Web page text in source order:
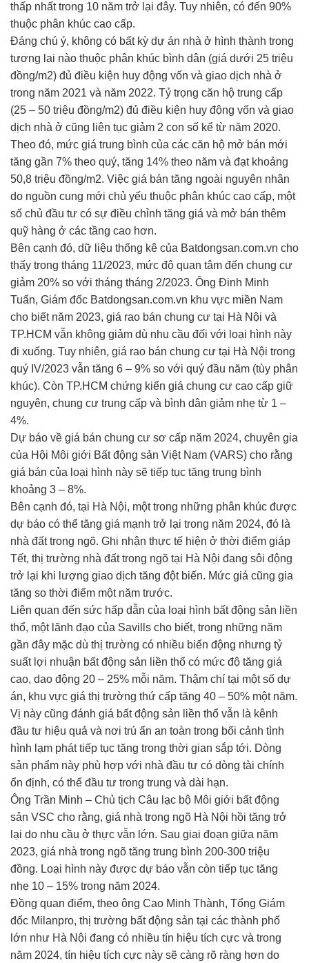
thấp nhất trong 10 năm trở lại đây. Tuy nhiên, có đến 90%
thuộc phân khúc cao cấp.
Đáng chú ý, không có bất kỳ dự án nhà ở hình thành trong
tương lai nào thuộc phân khúc bình dân (giá dưới 25 triệu
đồng/m2) đủ điều kiện huy động vốn và giao dịch nhà ở
trong năm 2021 và năm 2022. Tỷ trọng căn hộ trung cấp
(25 – 50 triệu đồng/m2) đủ điều kiện huy động vốn và giao
dịch nhà ở cũng liên tục giảm 2 con số kể từ năm 2020.
Theo đó, mức giá trung bình của các căn hộ mở bán mới
tăng gần 7% theo quý, tăng 14% theo năm và đạt khoảng
50,8 triệu đồng/m2. Việc giá bán tăng ngoài nguyên nhân
do nguồn cung mới chủ yếu thuộc phân khúc cao cấp, một
số chủ đầu tư có sự điều chỉnh tăng giá và mở bán thêm
quỹ hàng ở các tầng cao hơn.
Bên cạnh đó, dữ liệu thống kê của Batdongsan.com.vn cho
thấy trong tháng 11/2023, mức độ quan tâm đến chung cư
giảm 20% so với tháng tháng 2/2023. Ông Đinh Minh
Tuấn, Giám đốc Batdongsan.com.vn khu vực miền Nam
cho biết năm 2023, giá rao bán chung cư tại Hà Nội và
TP.HCM vẫn không giảm dù nhu cầu đối với loại hình này
đi xuống. Tuy nhiên, giá rao bán chung cư tại Hà Nội trong
quý IV/2023 vẫn tăng 6 – 9% so với quý đầu năm (tùy phân
khúc). Còn TP.HCM chứng kiến giá chung cư cao cấp giữ
nguyên, chung cư trung cấp và bình dân giảm nhẹ từ 1 –
4%.
Dự báo về giá bán chung cư sơ cấp năm 2024, chuyên gia
của Hội Môi giới Bất động sản Việt Nam (VARS) cho rằng
giá bán của loại hình này sẽ tiếp tục tăng trung bình
khoảng 3 – 8%.
Bên cạnh đó, tại Hà Nội, một trong những phân khúc được
dự báo có thể tăng giá mạnh trở lại trong năm 2024, đó là
nhà đất trong ngõ. Ghi nhận thực tế hiện ở thời điểm giáp
Tết, thị trường nhà đất trong ngõ tại Hà Nội đang sôi động
trở lại khi lượng giao dịch tăng đột biến. Mức giá cũng gia
tăng so thời điểm một năm trước.
Liên quan đến sức hấp dẫn của loại hình bất động sản liền
thổ, một lãnh đạo của Savills cho biết, trong những năm
gần đây mặc dù thị trường có nhiều biến động nhưng tỷ
suất lợi nhuận bất động sản liền thổ có mức độ tăng giá
cao, dao động 20 – 25% mỗi năm. Thậm chí tại một số dự
án, khu vực giá thị trường thứ cấp tăng 40 – 50% một năm.
Vị này cũng đánh giá bất động sản liền thổ vẫn là kênh
đầu tư hiệu quả và nơi trú ẩn an toàn trong bối cảnh tình
hình lạm phát tiếp tục tăng trong thời gian sắp tới. Dòng
sản phẩm này phù hợp với nhà đầu tư có dòng tài chính
ổn định, có thể đầu tư trong trung và dài hạn.
Ông Trần Minh – Chủ tịch Câu lạc bộ Môi giới bất động
sản VSC cho rằng, giá nhà trong ngõ Hà Nội hồi tăng trở
lại do nhu cầu ở thực vẫn lớn. Sau giai đoạn giữa năm
2023, giá nhà trong ngõ tăng trung bình 200-300 triệu
đồng. Loại hình này được dự báo vẫn còn tiếp tục tăng
nhẹ 10 – 15% trong năm 2024.
Đồng quan điểm, theo ông Cao Minh Thành, Tổng Giám
đốc Milanpro, thị trường bất động sản tại các thành phố
lớn như Hà Nội đang có nhiều tín hiệu tích cực và trong
năm 2024, tín hiệu tích cực này sẽ càng rõ ràng hơn do